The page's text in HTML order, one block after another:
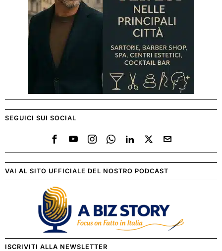
SEGUICI SUI SOCIAL
VAI AL SITO UFFICIALE DEL NOSTRO PODCAST
ISCRIVITI ALLA NEWSLETTER